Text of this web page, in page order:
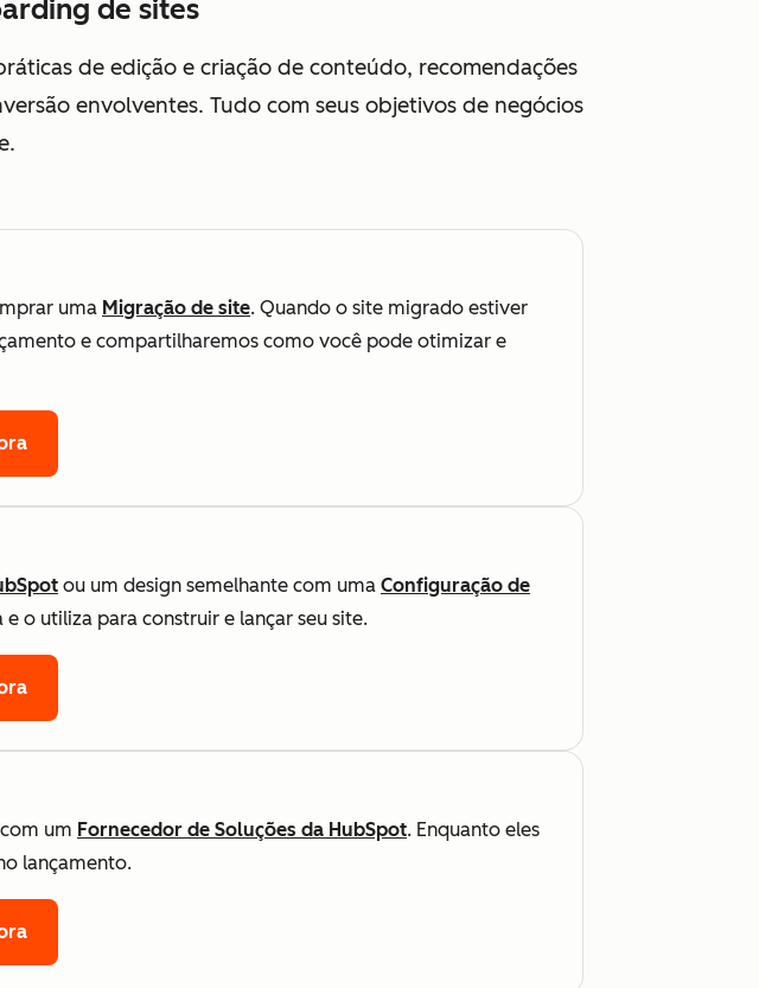
de sites
de edição e criação de conteúdo, recomendações
envolventes. Tudo com seus objetivos de negócios
uma Migração de site. Quando o site migrado estiver
e compartilharemos como você pode otimizar e
ou um design semelhante com uma Configuração de
o utiliza para construir e lançar seu site.
um Fornecedor de Soluções da HubSpot. Enquanto eles
lançamento.